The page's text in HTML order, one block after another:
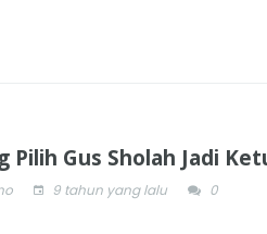
Pilih Gus Sholah Jadi
9 tahun yang lalu 0